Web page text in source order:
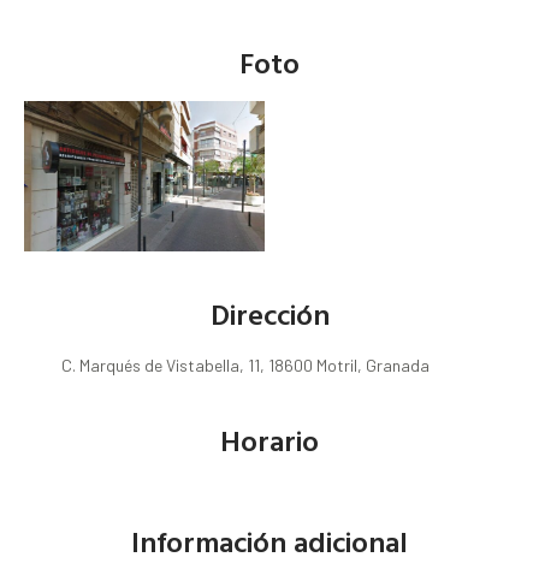
Foto
Dirección
C. Marqués de Vistabella, 11, 18600 Motril, Granada
Horario
Información adicional